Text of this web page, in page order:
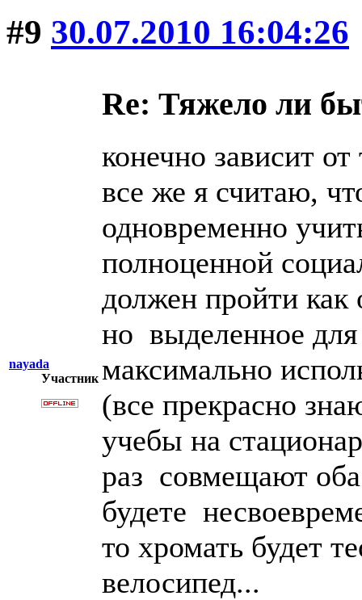
#9 30.07.2010 16:04:26
nayada
Участник
Re: Тяжело ли
конечно зависит
все же я считаю,
одновременно
полноценной
должен пройти
но выделенное
максимально
(все прекрасно
учебы на
раз совмещают
будете
то хромать будет
велосипед...